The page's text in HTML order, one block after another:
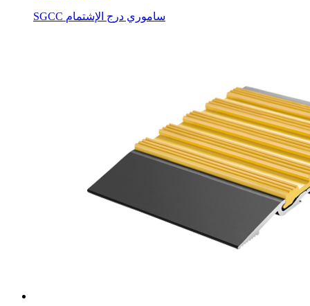
SGCC ساموري درج الإشتمام